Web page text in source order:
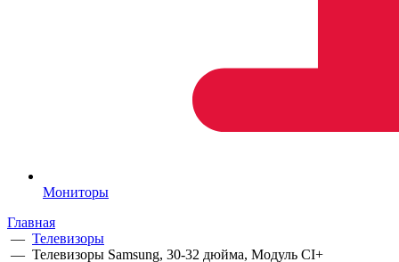
Мониторы
Главная
— Телевизоры
— Телевизоры Samsung, 30-32 дюйма, Модуль CI+